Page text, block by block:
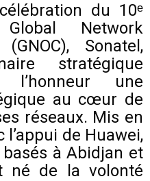
du 10ᵉ
Network
Sonatel,
stratégique
une
au cœur de
réseaux. Mis en
l’appui de Huawei,
à Abidjan et
né de la volonté